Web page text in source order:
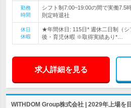
勤務
時間
シフト制7:00~19:00の間で実働7.5
則定時退社
休日
休暇
★年間休日: 115日* 週休二日制（シ
後・育児休暇 ※取得実績あり*…
求人詳細を見る
WITHDOM Group株式会社 | 2029年上場を